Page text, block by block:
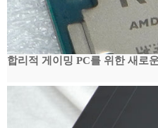
합리적 게이밍 PC를 위한 새로